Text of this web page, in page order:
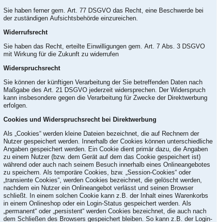
Sie haben ferner gem. Art. 77 DSGVO das Recht, eine Beschwerde bei
der zuständigen Aufsichtsbehörde einzureichen.
Widerrufsrecht
Sie haben das Recht, erteilte Einwilligungen gem. Art. 7 Abs. 3 DSGVO
mit Wirkung für die Zukunft zu widerrufen
Widerspruchsrecht
Sie können der künftigen Verarbeitung der Sie betreffenden Daten nach
Maßgabe des Art. 21 DSGVO jederzeit widersprechen. Der Widerspruch
kann insbesondere gegen die Verarbeitung für Zwecke der Direktwerbung
erfolgen.
Cookies und Widerspruchsrecht bei Direktwerbung
Als „Cookies“ werden kleine Dateien bezeichnet, die auf Rechnern der
Nutzer gespeichert werden. Innerhalb der Cookies können unterschiedliche
Angaben gespeichert werden. Ein Cookie dient primär dazu, die Angaben
zu einem Nutzer (bzw. dem Gerät auf dem das Cookie gespeichert ist)
während oder auch nach seinem Besuch innerhalb eines Onlineangebotes
zu speichern. Als temporäre Cookies, bzw. „Session-Cookies“ oder
„transiente Cookies“, werden Cookies bezeichnet, die gelöscht werden,
nachdem ein Nutzer ein Onlineangebot verlässt und seinen Browser
schließt. In einem solchen Cookie kann z.B. der Inhalt eines Warenkorbs
in einem Onlineshop oder ein Login-Status gespeichert werden. Als
„permanent“ oder „persistent“ werden Cookies bezeichnet, die auch nach
dem Schließen des Browsers gespeichert bleiben. So kann z.B. der Login-